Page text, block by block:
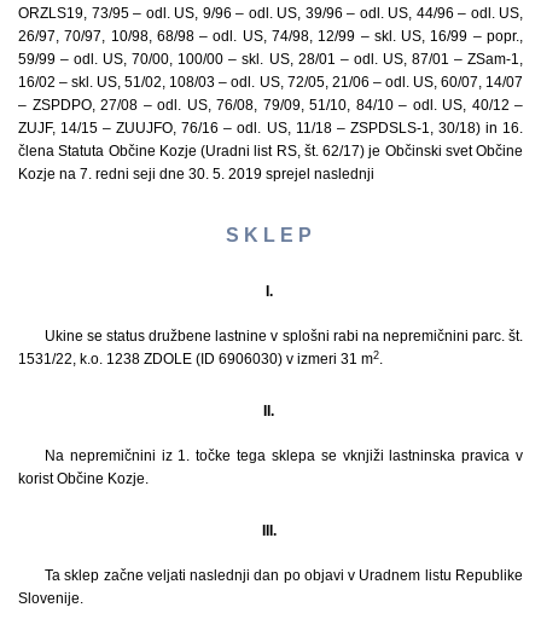
ORZLS19, 73/95 – odl. US, 9/96 – odl. US, 39/96 – odl. US, 44/96 – odl. US,
26/97, 70/97, 10/98, 68/98 – odl. US, 74/98, 12/99 – skl. US, 16/99 – popr.,
59/99 – odl. US, 70/00, 100/00 – skl. US, 28/01 – odl. US, 87/01 – ZSam-1,
16/02 – skl. US, 51/02, 108/03 – odl. US, 72/05, 21/06 – odl. US, 60/07, 14/07
– ZSPDPO, 27/08 – odl. US, 76/08, 79/09, 51/10, 84/10 – odl. US, 40/12 –
ZUJF, 14/15 – ZUUJFO, 76/16 – odl. US, 11/18 – ZSPDSLS-1, 30/18) in 16.
člena Statuta Občine Kozje (Uradni list RS, št. 62/17) je Občinski svet Občine
Kozje na 7. redni seji dne 30. 5. 2019 sprejel naslednji
S K L E P
I.
Ukine se status družbene lastnine v splošni rabi na nepremičnini parc. št.
1531/22, k.o. 1238 ZDOLE (ID 6906030) v izmeri 31 m2.
II.
Na nepremičnini iz 1. točke tega sklepa se vknjiži lastninska pravica v
korist Občine Kozje.
III.
Ta sklep začne veljati naslednji dan po objavi v Uradnem listu Republike
Slovenije.